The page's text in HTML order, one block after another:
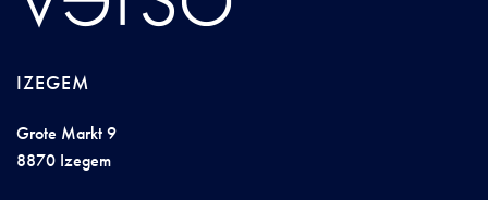
IZEGEM
Grote Markt 9
8870 Izegem